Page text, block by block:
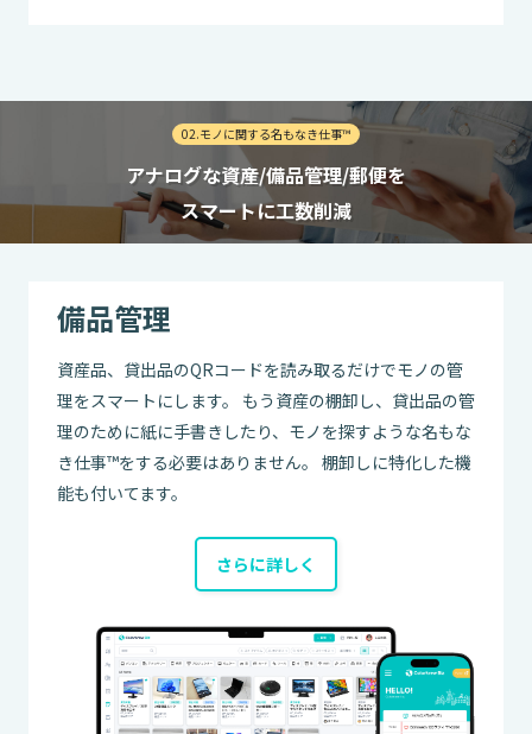
02.モノに関する名もなき仕事™
アナログな資産/備品管理/郵便を
スマートに工数削減
備品管理
資産品、貸出品のQRコードを読み取るだけでモノの管
理をスマートにします。 もう資産の棚卸し、貸出品の管
理のために紙に手書きしたり、モノを探すような名もな
き仕事™をする必要はありません。 棚卸しに特化した機
能も付いてます。
さらに詳しく